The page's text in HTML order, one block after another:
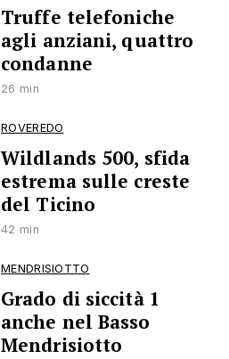
Truffe telefoniche
agli anziani, quattro
condanne
26 min
ROVEREDO
Wildlands 500, sfida
estrema sulle creste
del Ticino
42 min
MENDRISIOTTO
Grado di siccità 1
anche nel Basso
Mendrisiotto